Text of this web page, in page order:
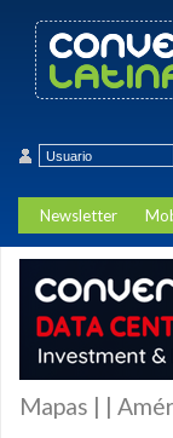
Newsletter
Mapas | |